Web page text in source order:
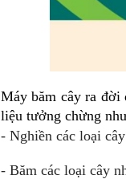
Máy băm cây ra đời
liệu tưởng chừng
- Nghiền các loại
- Băm các loại cây